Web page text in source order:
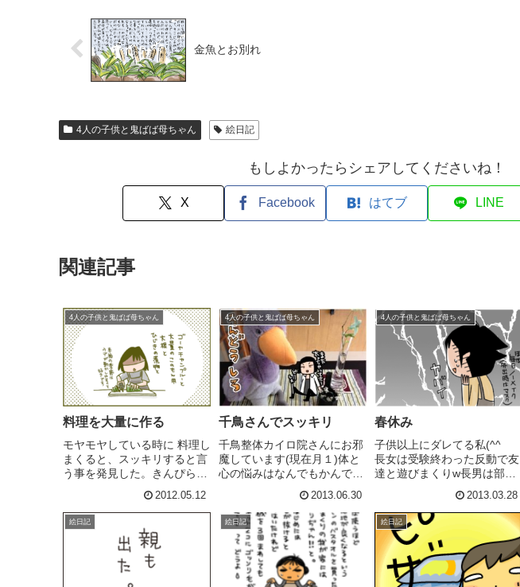
金魚とお別れ
4人の子供と鬼ばば母ちゃん 絵日記
もしよかったらシェアしてくださいね！
X Facebook はてブ LINE
関連記事
4人の子供と鬼ばば母ちゃん
料理を大量に作る
モヤモヤしている時に 料理し
まくると、スッキリすると言
う事を発見した。きんぴらゴ
包んだりとかも楽しい！(忙
しい時は面倒なんだけど
ね！)↑ の影響もあるんだろ
うけど(笑)↑ 「このもん」は
この漫画で見て、作ってみ
2012.05.12
4人の子供と鬼ばば母ちゃん
千鳥さんでスッキリ
千鳥整体カイロ院さんにお邪
魔しています(現在月１)体と
心の悩みはなんでもかんでも
経を整えてもらって以来、落
ち着いた気持ちで生活させて
もらっています。(そりゃー
時々色々ありますが、それな
りに前向きに←以前はこれが
出来...
2013.06.30
4人の子供と鬼ばば母ちゃん
春休み
子供以上にダレてる私(^^ゞ
長女は受験終わった反動で友
達と遊びまくりw長男は部活
日関係なし！)次女、卒業バ
ブルはじけて、日々友達と遊
びまくり。次男、先月末から
の反省続きで自宅謹慎中(←
夫発令)私としては外に遊び
に行...
2013.03.28
絵日記 絵日記 絵日記